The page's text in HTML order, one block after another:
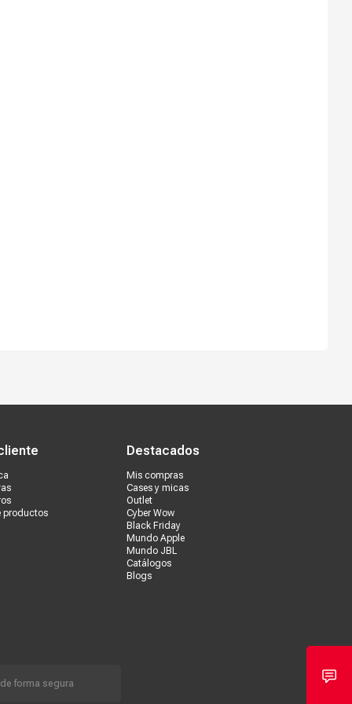
productos
Destacados
Mis compras
Cases y micas
Outlet
Cyber Wow
Black Friday
Mundo Apple
Mundo JBL
Catálogos
Blogs
forma segura